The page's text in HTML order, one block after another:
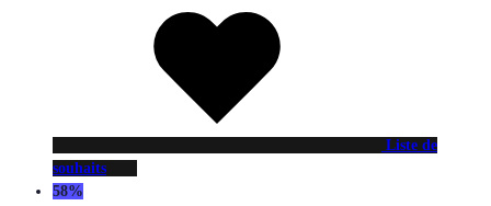
Liste de
souhaits
58%